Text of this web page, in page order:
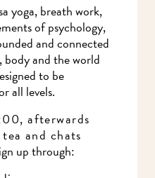
yoga, breath work,
of psychology,
and connected
and the world
to be
all levels.
afterwards
and chats
up through: